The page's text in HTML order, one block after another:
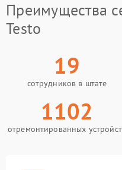
Преимущества
Testo
19
сотрудников в штате
1102
отремонтированных